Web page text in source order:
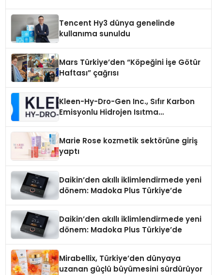
Tencent Hy3 dünya genelinde
kullanıma sunuldu
Mars Türkiye’den “Köpeğini İşe Götür
Haftası” çağrısı
Kleen-Hy-Dro-Gen Inc., Sıfır Karbon
Emisyonlu Hidrojen Isıtma
Marie Rose kozmetik sektörüne giriş
yaptı
Daikin’den akıllı iklimlendirmede yeni
dönem: Madoka Plus Türkiye’de
Daikin’den akıllı iklimlendirmede yeni
dönem: Madoka Plus Türkiye’de
Mirabellix, Türkiye’den dünyaya
uzanan güçlü büyümesini sürdürüyor